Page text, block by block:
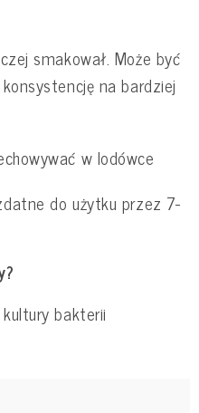
smakował. Może być
na bardziej
w lodówce
do użytku przez 7-
bakterii